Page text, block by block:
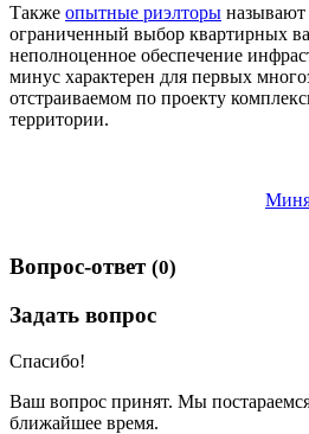
Также опытные риэлторы называют
ограниченный выбор квартирных
неполноценное обеспечение
минус характерен для первых
отстраиваемом по проекту
территории.
Вопрос-ответ (0)
Задать вопрос
Спасибо!
Ваш вопрос принят. Мы
ближайшее время.